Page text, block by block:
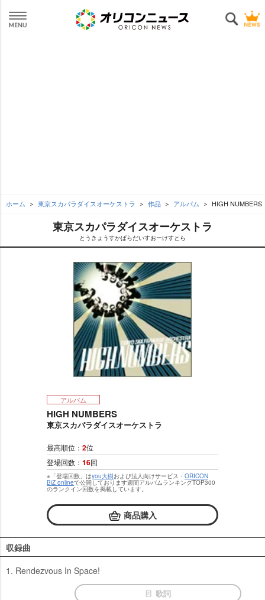
ホーム 東京スカパラダイスオーケストラ 作品 アルバム HIGH NUMBERS
東京スカパラダイスオーケストラ
とうきょうすかぱらだいすおーけすとら
アルバム
HIGH NUMBERS
東京スカパラダイスオーケストラ
最高順位： 2位
登場回数： 16回
※「登場回数」はyou大樹および法人向けサービス・ ORICON
BiZ onlineで公開しております週間アルバムランキングTOP300
のランクイン回数を掲載しています。
商品購入
収録曲
1. Rendezvous In Space!
歌詞